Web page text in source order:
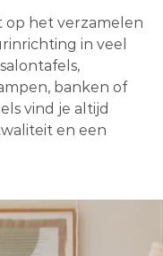
op het verzamelen
in veel
banken of
vind je altijd
en een